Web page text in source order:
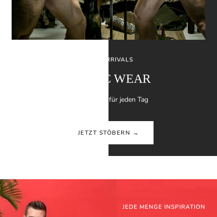
NEW ARRIVALS
EROTIC WEAR
Sexy Outfits für jeden Tag
JETZT STÖBERN →
JEDE MENGE INSPIRATION